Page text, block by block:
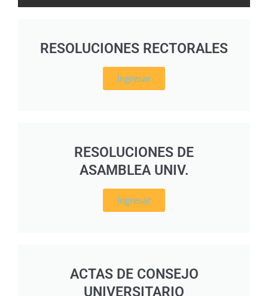
RESOLUCIONES RECTORALES
Ingresar
RESOLUCIONES DE
ASAMBLEA UNIV.
Ingresar
ACTAS DE CONSEJO
UNIVERSITARIO